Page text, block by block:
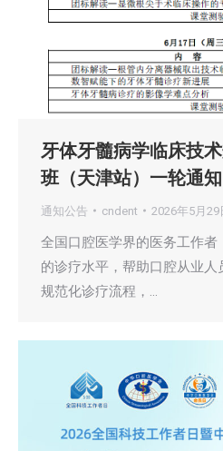
牙体牙髓病学临床技
班（天津站）一轮通知
通知公告 cndent 2026年5月29
全国口腔医学界的医务工作者
的诊疗水平，帮助口腔从业
规范化诊疗流程，…